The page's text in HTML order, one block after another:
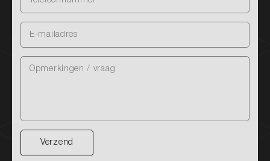
Verzend
Verzend